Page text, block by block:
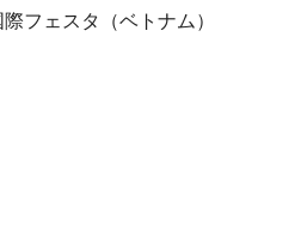
フェスタ（ベトナム）